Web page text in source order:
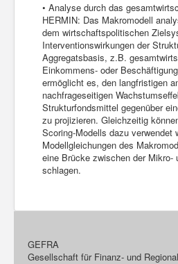
• Analyse durch das
HERMIN: Das Makromodell
dem wirtschaftspolitischen
Interventionswirkungen der
Aggregatsbasis, z.B.
Einkommens- oder
ermöglicht es, den langfristigen
nachfrageseitigen
Strukturfondsmittel gegenüber
zu projizieren. Gleichzeitig
Scoring-Modells dazu verwendet
Modellgleichungen des
eine Brücke zwischen der Mikro-
schlagen.
GEFRA
Gesellschaft für Finanz- und